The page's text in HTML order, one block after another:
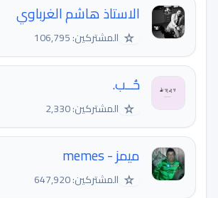
الاستاذ هاشم الغرباوي
☆ المشتركين: 106,795
حُــب.
☆ المشتركين: 2,330
ميمز - memes
☆ المشتركين: 647,920